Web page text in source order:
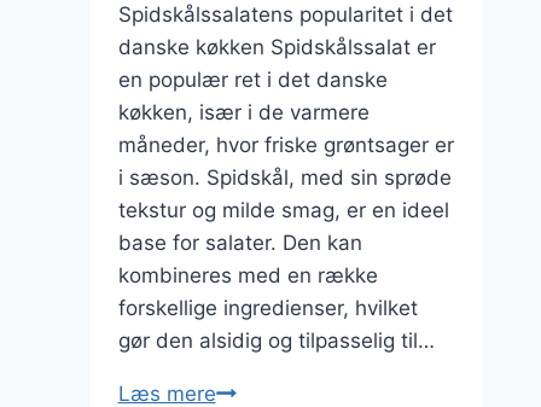
Spidskålssalatens popularitet i det
danske køkken Spidskålssalat er
en populær ret i det danske
køkken, især i de varmere
måneder, hvor friske grøntsager er
i sæson. Spidskål, med sin sprøde
tekstur og milde smag, er en ideel
base for salater. Den kan
kombineres med en række
forskellige ingredienser, hvilket
gør den alsidig og tilpasselig til…
Læs mereSpidskålssalat